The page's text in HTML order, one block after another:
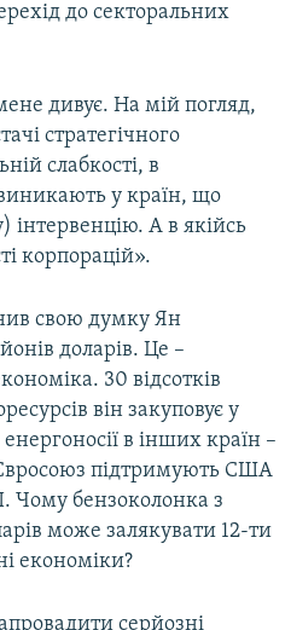
до секторальних
дивує. На мій погляд,
стратегічного
слабкості, в
виникають у країн, що
А в якійсь
корпорацій».
свою думку Ян
доларів. Це –
30 відсотків
він закуповує у
в інших країн –
підтримують США
Чому бензоколонка з
може залякувати 12-ти
економіки?
серйозні